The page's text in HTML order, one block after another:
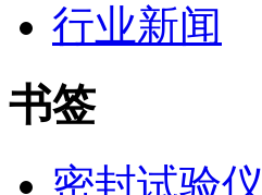
行业新闻
书签
密封试验仪